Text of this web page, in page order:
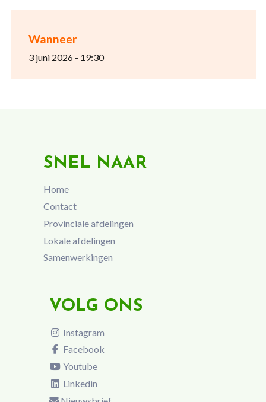
Wanneer
3 juni 2026 - 19:30
SNEL NAAR
Home
Contact
Provinciale afdelingen
Lokale afdelingen
Samenwerkingen
VOLG ONS
Instagram
Facebook
Youtube
Linkedin